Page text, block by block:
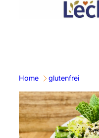
Home glutenfrei